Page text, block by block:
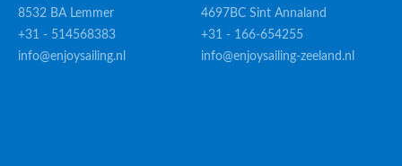
8532 BA Lemmer
+31 - 514568383
info@enjoysailing.nl
4697BC Sint Annaland
+31 - 166-654255
info@enjoysailing-zeeland.nl